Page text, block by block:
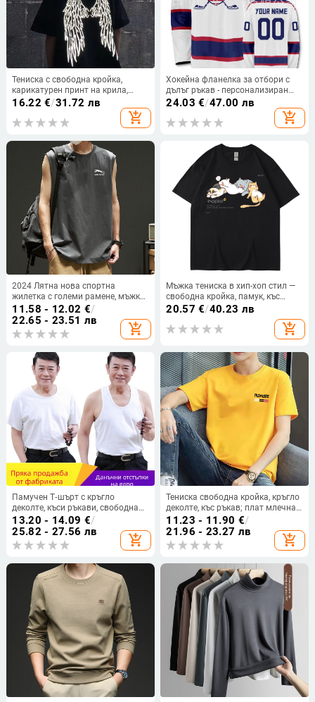
Тениска с свободна кройка,
карикатурен принт на крила,
кръгло деколте, полиестерна
16.22 €/31.72 лв
add_shopping_cart
Хокейна фланелка за отбори с
дълъг ръкав - персонализиран
печат, 96% полиестер, свободна
24.03 €/47.00 лв
add_shopping_cart
2024 Лятна нова спортна
жилетка с големи рамене, мъжка,
свободна, тренировъчна, без
ръкави, бързосъхнеща жилетка с
къс ръкав, кръгла, тениска
11.58 - 12.02 €/
22.65 - 23.51 лв
add_shopping_cart
Мъжка тениска в хип-хоп стил —
свободна кройка, памук, къс
ръкав, кръгла яка, карикатурен
20.57 €/40.23 лв
add_shopping_cart
Памучен Т‑шърт с кръгло
деколте, къси ръкави, свободна
кройка, за мъже в средна възраст
13.20 - 14.09 €/
25.82 - 27.56 лв
add_shopping_cart
Тениска свободна кройка, кръгло
деколте, къс ръкав; плат млечна
коприна (полиестер 95%),
геометричен принт, за лято
11.23 - 11.90 €/
21.96 - 23.27 лв
add_shopping_cart